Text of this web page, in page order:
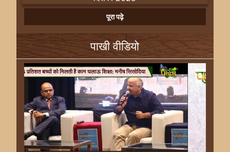
Previous
Next
पूरा पढ़े
पाखी वीडियो